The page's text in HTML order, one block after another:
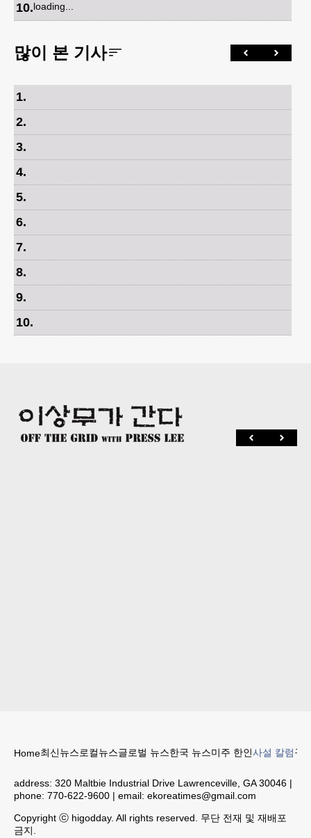
10.loading...
많이 본 기사
1.
2.
3.
4.
5.
6.
7.
8.
9.
10.
Home최신뉴스로컬뉴스글로벌 뉴스한국 뉴스미주 한인사설 칼럼구
address: 320 Maltbie Industrial Drive Lawrenceville, GA 30046 |
phone: 770-622-9600 | email: ekoreatimes@gmail.com
Copyright ⓒ higodday. All rights reserved. 무단 전재 및 재배포
금지.